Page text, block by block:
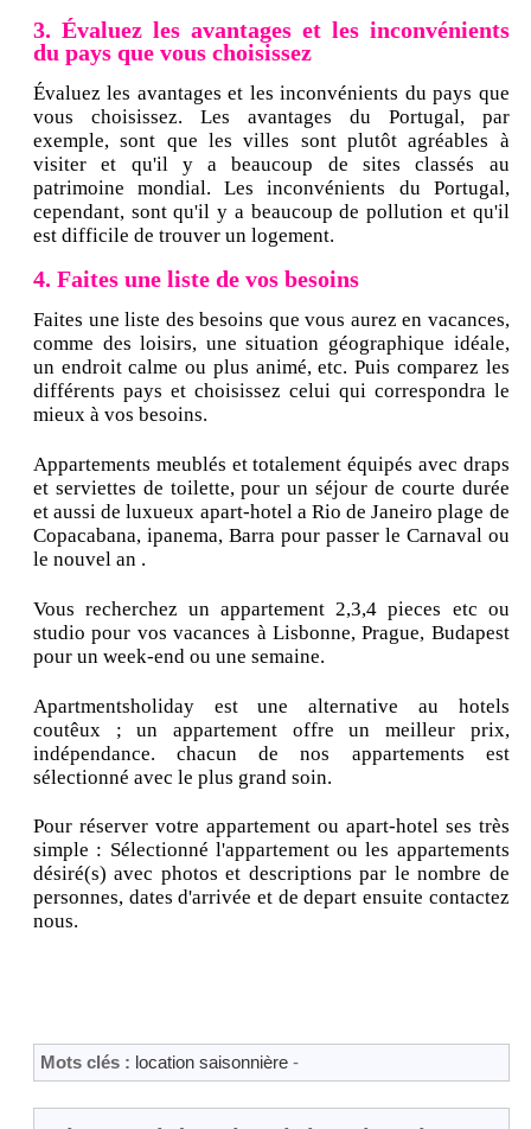
3. Évaluez les avantages et les inconvénients
du pays que vous choisissez
Évaluez les avantages et les inconvénients du pays que
vous choisissez. Les avantages du Portugal, par
exemple, sont que les villes sont plutôt agréables à
visiter et qu'il y a beaucoup de sites classés au
patrimoine mondial. Les inconvénients du Portugal,
cependant, sont qu'il y a beaucoup de pollution et qu'il
est difficile de trouver un logement.
4. Faites une liste de vos besoins
Faites une liste des besoins que vous aurez en vacances,
comme des loisirs, une situation géographique idéale,
un endroit calme ou plus animé, etc. Puis comparez les
différents pays et choisissez celui qui correspondra le
mieux à vos besoins.
Appartements meublés et totalement équipés avec draps
et serviettes de toilette, pour un séjour de courte durée
et aussi de luxueux apart-hotel a Rio de Janeiro plage de
Copacabana, ipanema, Barra pour passer le Carnaval ou
le nouvel an .
Vous recherchez un appartement 2,3,4 pieces etc ou
studio pour vos vacances à Lisbonne, Prague, Budapest
pour un week-end ou une semaine.
Apartmentsholiday est une alternative au hotels
coutêux ; un appartement offre un meilleur prix,
indépendance. chacun de nos appartements est
sélectionné avec le plus grand soin.
Pour réserver votre appartement ou apart-hotel ses très
simple : Sélectionné l'appartement ou les appartements
désiré(s) avec photos et descriptions par le nombre de
personnes, dates d'arrivée et de depart ensuite contactez
nous.
Mots clés : location saisonnière -